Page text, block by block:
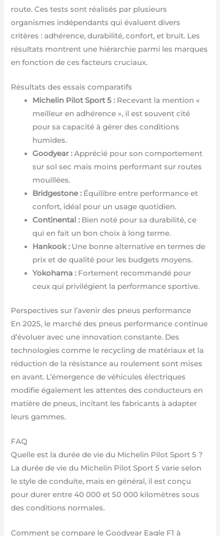
route. Ces tests sont réalisés par plusieurs
organismes indépendants qui évaluent divers
critères : adhérence, durabilité, confort, et bruit. Les
résultats montrent une hiérarchie parmi les marques
en fonction de ces facteurs cruciaux.
Résultats des essais comparatifs
Michelin Pilot Sport 5 :Recevant la mention «
meilleur en adhérence », il est souvent cité
pour sa capacité à gérer des conditions
humides.
Goodyear :Apprécié pour son comportement
sur sol sec mais moins performant sur routes
mouillées.
Bridgestone :Équilibre entre performance et
confort, idéal pour un usage quotidien.
Continental :Bien noté pour sa durabilité, ce
qui en fait un bon choix à long terme.
Hankook :Une bonne alternative en termes de
prix et de qualité pour les budgets moyens.
Yokohama :Fortement recommandé pour
ceux qui privilégient la performance sportive.
Perspectives sur l’avenir des pneus performance
En 2025, le marché des pneus performance continue
d’évoluer avec une innovation constante. Des
technologies comme le recycling de matériaux et la
réduction de la résistance au roulement sont mises
en avant. L’émergence de véhicules électriques
modifie également les attentes des conducteurs en
matière de pneus, incitant les fabricants à adapter
leurs gammes.
FAQ
Quelle est la durée de vie du Michelin Pilot Sport 5 ?
La durée de vie du Michelin Pilot Sport 5 varie selon
le style de conduite, mais en général, il est conçu
pour durer entre 40 000 et 50 000 kilomètres sous
des conditions normales.
Comment se compare le Goodyear Eagle F1 à